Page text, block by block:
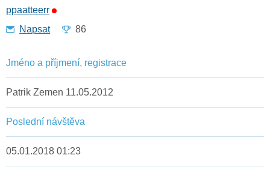
ppaatteerr
Napsat
86
Jméno a příjmení, registrace
Patrik Zemen 11.05.2012
Poslední návštěva
05.01.2018 01:23